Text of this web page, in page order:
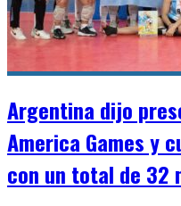
Argentina dijo
America Games y
con un total de 32